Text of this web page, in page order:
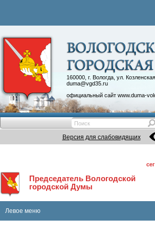
160000, г. Вологда, ул.
duma@vgd35.ru
официальный сайт www.duma-
Контакты
Депутатские объединения
Версия для слабовидящих
Председатель Вологодской
городской Думы
Левое меню